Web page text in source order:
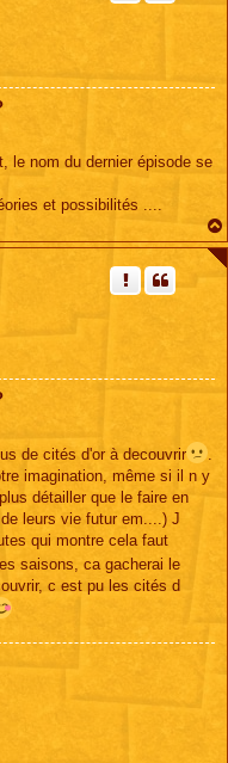
le nom du dernier épisode se
et possibilités ....
de cités d'or à decouvrir
.
imagination, même si il n y
détailler que le faire en
leurs vie futur em....) J
qui montre cela faut
saisons, ca gacherai le
c est pu les cités d